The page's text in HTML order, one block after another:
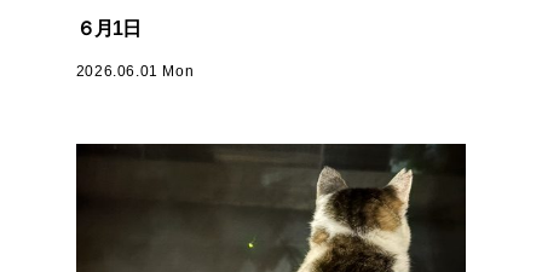
６月1日
2026.06.01 Mon